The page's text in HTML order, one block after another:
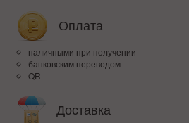
Оплата
наличными при получении
банковским переводом
QR
Доставка